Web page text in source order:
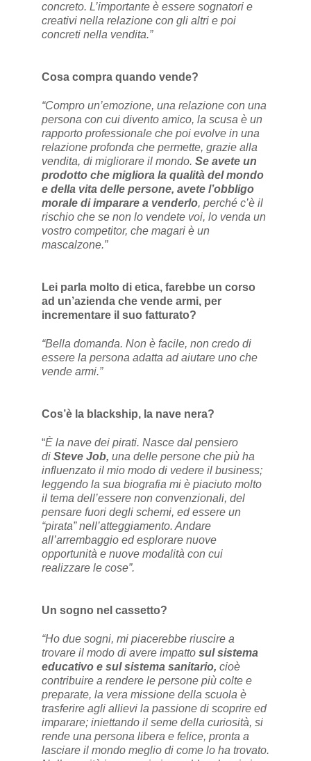
concreto. L’importante è essere sognatori e
creativi nella relazione con gli altri e poi
concreti nella vendita.”
Cosa compra quando vende?
“Compro un’emozione, una relazione con una
persona con cui divento amico, la scusa è un
rapporto professionale che poi evolve in una
relazione profonda che permette, grazie alla
vendita, di migliorare il mondo. Se avete un
prodotto che migliora la qualità del mondo
e della vita delle persone, avete l’obbligo
morale di imparare a venderlo, perché c’è il
rischio che se non lo vendete voi, lo venda un
vostro competitor, che magari è un
mascalzone.”
Lei parla molto di etica, farebbe un corso
ad un’azienda che vende armi, per
incrementare il suo fatturato?
“Bella domanda. Non è facile, non credo di
essere la persona adatta ad aiutare uno che
vende armi.”
Cos’è la blackship, la nave nera?
“È la nave dei pirati. Nasce dal pensiero
di Steve Job, una delle persone che più ha
influenzato il mio modo di vedere il business;
leggendo la sua biografia mi è piaciuto molto
il tema dell’essere non convenzionali, del
pensare fuori degli schemi, ed essere un
“pirata” nell’atteggiamento. Andare
all’arrembaggio ed esplorare nuove
opportunità e nuove modalità con cui
realizzare le cose”.
Un sogno nel cassetto?
“Ho due sogni, mi piacerebbe riuscire a
trovare il modo di avere impattosul sistema
educativo e sul sistema sanitario, cioè
contribuire a rendere le persone più colte e
preparate, la vera missione della scuola è
trasferire agli allievi la passione di scoprire ed
imparare; iniettando il seme della curiosità, si
rende una persona libera e felice, pronta a
lasciare il mondo meglio di come lo ha trovato.